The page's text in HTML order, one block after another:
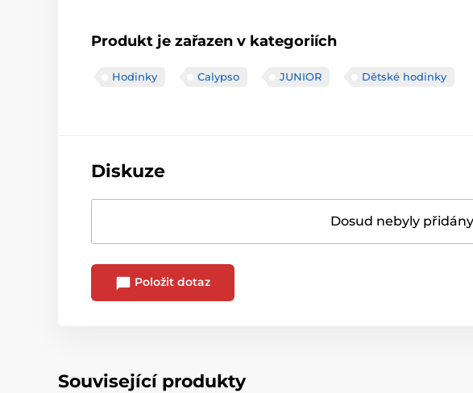
Produkt je zařazen v kategoriích
Hodinky Calypso JUNIOR Dětské hodinky
Diskuze
Dosud nebyly
Položit dotaz
Související produkty